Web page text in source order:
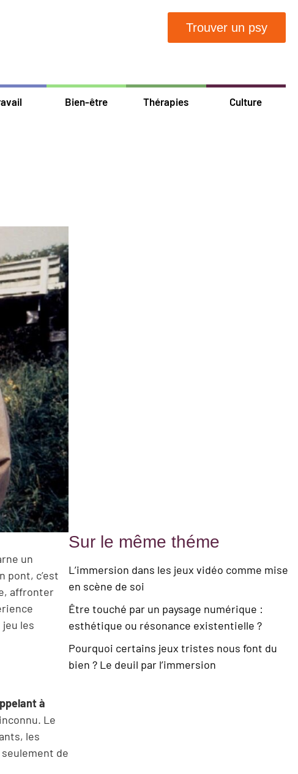
Trouver un psy
Bien-être Thérapies Culture
un
pont, c’est
affronter
les
à
Le
les
de
Sur le même théme
L’immersion dans les jeux vidéo comme mise
en scène de soi
Être touché par un paysage numérique :
esthétique ou résonance existentielle ?
Pourquoi certains jeux tristes nous font du
bien ? Le deuil par l’immersion